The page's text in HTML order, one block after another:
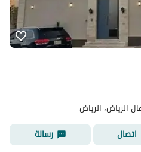
الرياض، الرياض
اتصال رسالة